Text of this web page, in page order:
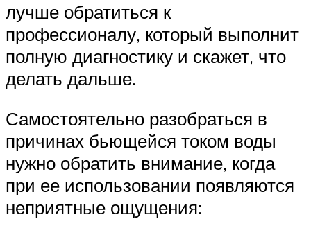
лучше обратиться к
профессионалу, который выполнит
полную диагностику и скажет, что
делать дальше.
Самостоятельно разобраться в
причинах бьющейся током воды
нужно обратить внимание, когда
при ее использовании появляются
неприятные ощущения: